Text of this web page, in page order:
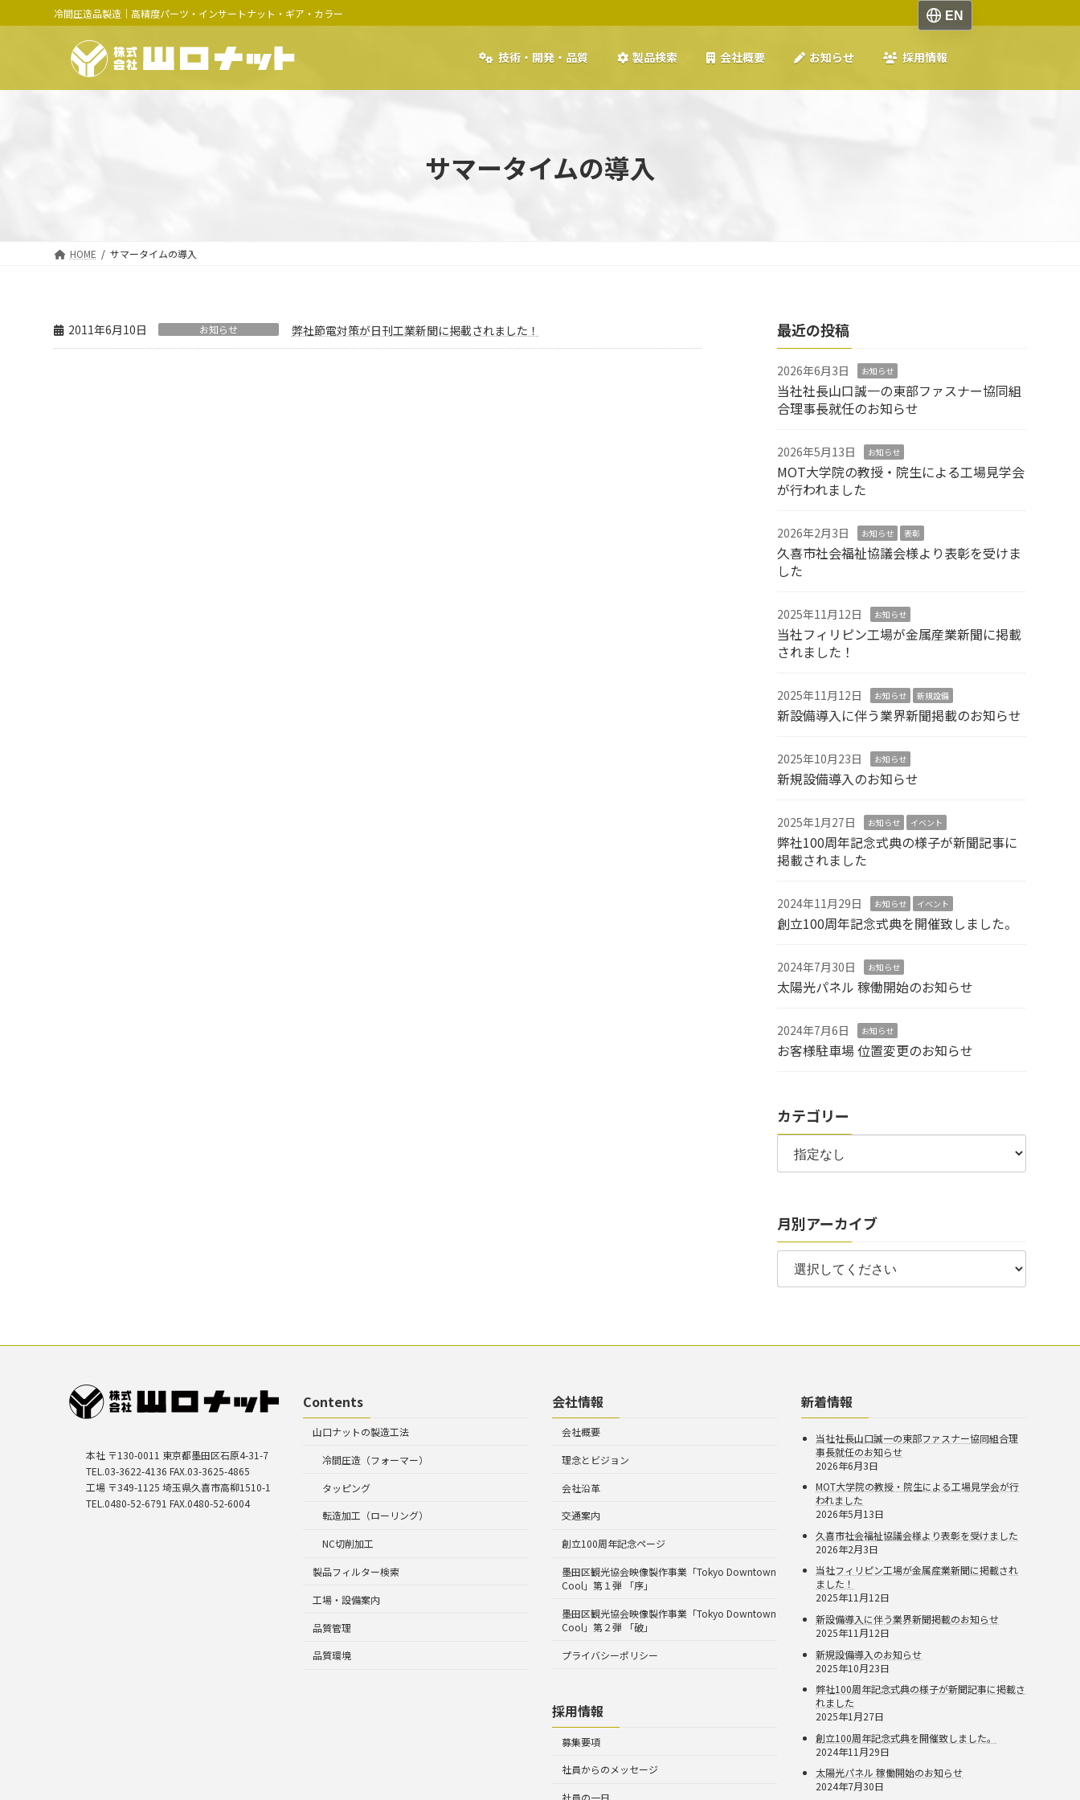
ン
ツ
ビ
シ
冷間圧造品製造｜高精度パーツ・インサートナット・ギア・カラー
技術・開発・品質 製品検索 会社概要 お知らせ 採用情報
サマータイムの導入
HOME サマータイムの導入
2011年6月10日 お知らせ 弊社節電対策が日刊工業新聞に掲載されました！ 最近の投稿
2026年6月3日 お知らせ
当社社長山口誠一の東部ファスナー協同組
合理事長就任のお知らせ
2026年5月13日 お知らせ
MOT大学院の教授・院生による工場見学会
が行われました
2026年2月3日 お知らせ 表彰
久喜市社会福祉協議会様より表彰を受けま
した
2025年11月12日 お知らせ
当社フィリピン工場が金属産業新聞に掲載
されました！
2025年11月12日 お知らせ 新規設備
新設備導入に伴う業界新聞掲載のお知らせ
2025年10月23日 お知らせ
新規設備導入のお知らせ
2025年1月27日 お知らせ イベント
弊社100周年記念式典の様子が新聞記事に
掲載されました
2024年11月29日 お知らせ イベント
創立100周年記念式典を開催致しました。
2024年7月30日 お知らせ
太陽光パネル 稼働開始のお知らせ
2024年7月6日 お知らせ
お客様駐車場 位置変更のお知らせ
カテゴリー
月別アーカイブ
本社 〒130-0011 東京都墨田区石原4-31-7
TEL.03-3622-4136 FAX.03-3625-4865
工場 〒349-1125 埼玉県久喜市高柳1510-1
TEL.0480-52-6791 FAX.0480-52-6004
Contents
山口ナットの製造工法
冷間圧造（フォーマー）
タッピング
転造加工（ローリング）
NC切削加工
製品フィルター検索
工場・設備案内
品質管理
品質環境
会社情報
会社概要
理念とビジョン
会社沿革
交通案内
創立100周年記念ページ
墨田区観光協会映像製作事業「Tokyo Downtown
Cool」第１弾 「序」
墨田区観光協会映像製作事業「Tokyo Downtown
Cool」第２弾 「破」
プライバシーポリシー
採用情報
募集要項
社員からのメッセージ
新着情報
当社社長山口誠一の東部ファスナー協同組合理
事長就任のお知らせ
2026年6月3日
MOT大学院の教授・院生による工場見学会が行
われました
2026年5月13日
久喜市社会福祉協議会様より表彰を受けました
2026年2月3日
当社フィリピン工場が金属産業新聞に掲載され
ました！
2025年11月12日
新設備導入に伴う業界新聞掲載のお知らせ
2025年11月12日
新規設備導入のお知らせ
2025年10月23日
弊社100周年記念式典の様子が新聞記事に掲載さ
れました
2025年1月27日
創立100周年記念式典を開催致しました。
2024年11月29日
太陽光パネル 稼働開始のお知らせ
2024年7月30日